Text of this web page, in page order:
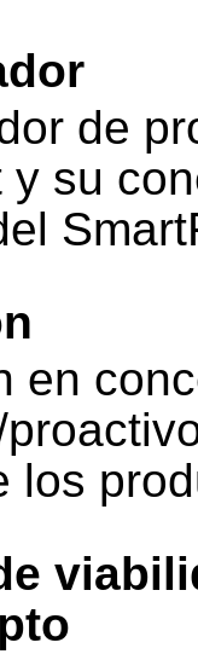
de
y su
en
los